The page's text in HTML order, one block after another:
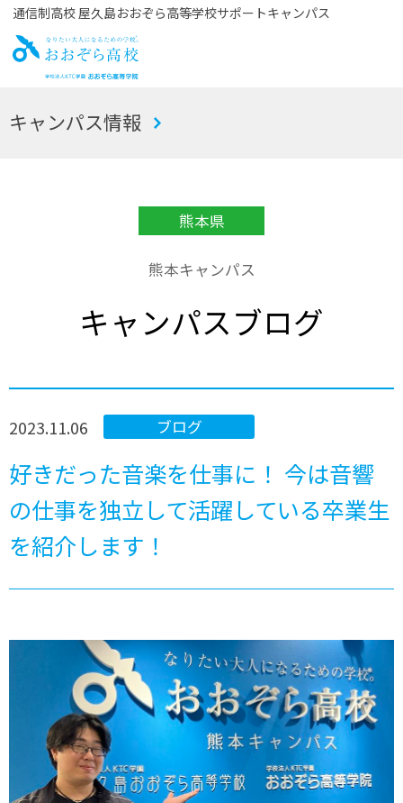
通信制高校 屋久島おおぞら高等学校サポートキャンパス
お
キャンパス情報
熊本県
熊本キャンパス
キャンパスブログ
ブログ
2023.11.06
好きだった音楽を仕事に！ 今は音響
の仕事を独立して活躍している卒業生
を紹介します！